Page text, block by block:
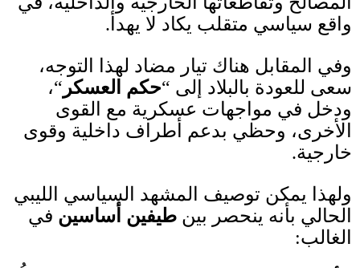
واقع سياسي متقلب يكاد لا يهدأ .
وفي المقابل هناك تيار مضاد لهذا التوجه،
سعى للعودة بالبلاد إلى “حكم العسكر “،
ودخل في مواجهات عسكرية مع القوى
الأخرى، وحظي بدعم أطراف داخلية وقوى
خارجية.
ولهذا يمكن توصيف المشهد السياسي الليبي
الحالي بأنه ينحصر بين طيفين أساسين في
الغالب: